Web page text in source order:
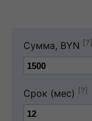
Сумма, BYN [?]
Срок (мес) [?]